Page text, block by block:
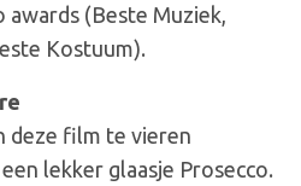
(Beste Muziek,
Kostuum).
deze film te vieren
lekker glaasje Prosecco.